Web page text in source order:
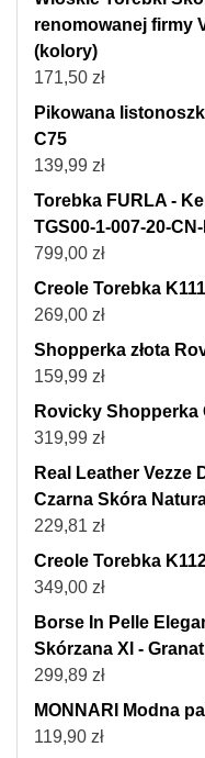
renomowanej firmy
(kolory)
171,50 zł
Pikowana
C75
139,99 zł
Torebka FURLA -
TGS00-1-007-20-
799,00 zł
Creole Torebka
269,00 zł
Shopperka złota
159,99 zł
Rovicky Shopperka
319,99 zł
Real Leather Vezze
Czarna Skóra
229,81 zł
Creole Torebka
349,00 zł
Borse In Pelle
Skórzana Xl -
299,89 zł
MONNARI Modna
119,90 zł